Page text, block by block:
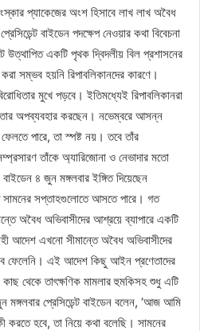
প্যাকেজের অংশ হিসাবে লাখ লাখ অবৈধ
বাইডেন পদক্ষেপ নেওয়ার কথা বিবেচনা
একটি পৃথক দ্বিদলীয় বিল প্রশাসনের
সম্ভব হয়নি রিপাবলিকানদের কারণে।
মুখে পড়বে। ইতিমধ্যেই রিপাবলিকানরা
অপব্যবহার করছেন। নভেম্বরে আসন্ন
ফেলতে পারে, তা স্পষ্ট নয়। তবে তাঁর
তাঁকে অ্যারিজোনা ও নেভাদার মতো
৪ জুন মঙ্গলবার ইঙ্গিত দিয়েছেন
সামনের সপ্তাহগুলোতে আসতে পারে। গত
অবৈধ অভিবাসীদের আশ্রয়ে ব্যাপারে একটি
আদেশ এখনো সীমান্তে অবৈধ অভিবাসীদের
ফেলেনি। এই আদেশ কিছু আইন প্রণেতাদের
কাছ থেকে তাৎক্ষণিক মামলার হুমকিসহ শুধু এটি
মঙ্গলবার প্রেসিডেন্ট বাইডেন বলেন, ‘আজ আমি
করতে হবে, তা নিয়ে কথা বলেছি। সামনের